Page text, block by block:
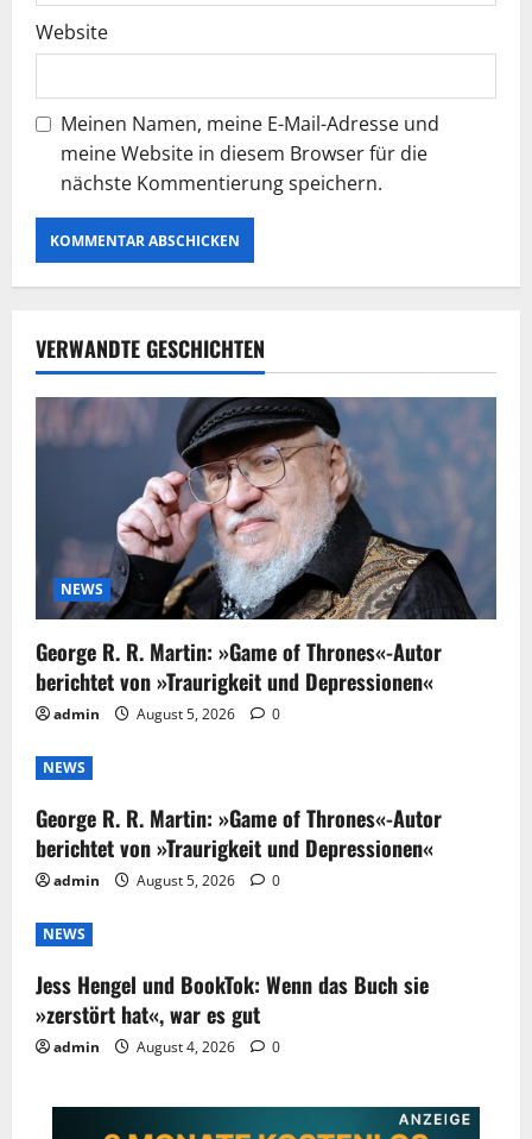
Website
Meinen Namen, meine E-Mail-Adresse und
meine Website in diesem Browser für die
nächste Kommentierung speichern.
VERWANDTE GESCHICHTEN
NEWS
George R. R. Martin: »Game of Thrones«-Autor
berichtet von »Traurigkeit und Depressionen«
admin August 5, 2026 0
NEWS
George R. R. Martin: »Game of Thrones«-Autor
berichtet von »Traurigkeit und Depressionen«
admin August 5, 2026 0
NEWS
Jess Hengel und BookTok: Wenn das Buch sie
»zerstört hat«, war es gut
admin August 4, 2026 0